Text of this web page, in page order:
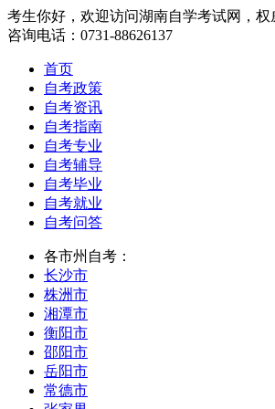
考生你好，欢迎访问湖南自学考试网，权
咨询电话：0731-88626137
首页
自考政策
自考资讯
自考指南
自考专业
自考辅导
自考毕业
自考就业
自考问答
各市州自考：
长沙市
株洲市
湘潭市
衡阳市
邵阳市
岳阳市
常德市